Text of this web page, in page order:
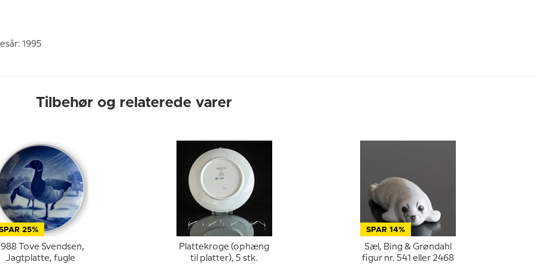
1995
Tilbehør og relaterede varer
25%
Tove Svendsen,
Jagtplatte, fugle
Plattekroge (ophæng
til platter), 5 stk.
SPAR 14%
Sæl, Bing & Grøndahl
figur nr. 541 eller 2468